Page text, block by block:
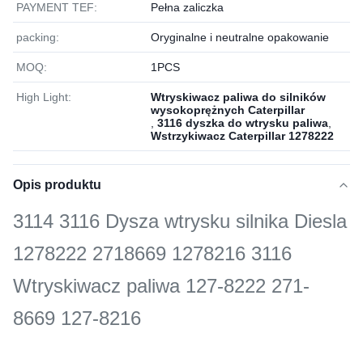
PAYMENT TEF: Pełna zaliczka
packing: Oryginalne i neutralne opakowanie
MOQ: 1РСS
High Light:
Wtryskiwacz paliwa do silników
wysokoprężnych Caterpillar
3116 dyszka do wtrysku paliwa
Wstrzykiwacz Caterpillar 1278222
Opis produktu
3114 3116 Dysza wtrysku silnika Diesla
1278222 2718669 1278216 3116
Wtryskiwacz paliwa 127-8222 271-
8669 127-8216